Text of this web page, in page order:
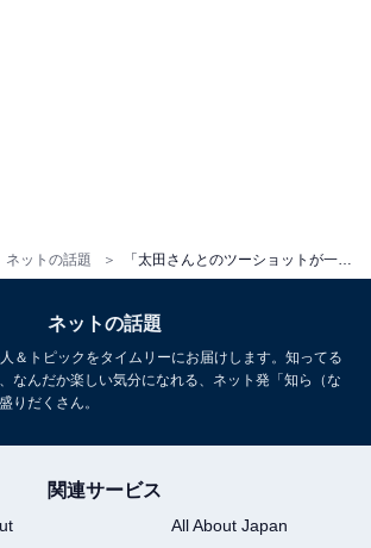
ネットの話題
ネットの話題
＆トピックをタイムリーにお届けします。知ってる
なんだか楽しい気分になれる、ネット発「知ら（な
りだくさん。
関連サービス
All About Japan